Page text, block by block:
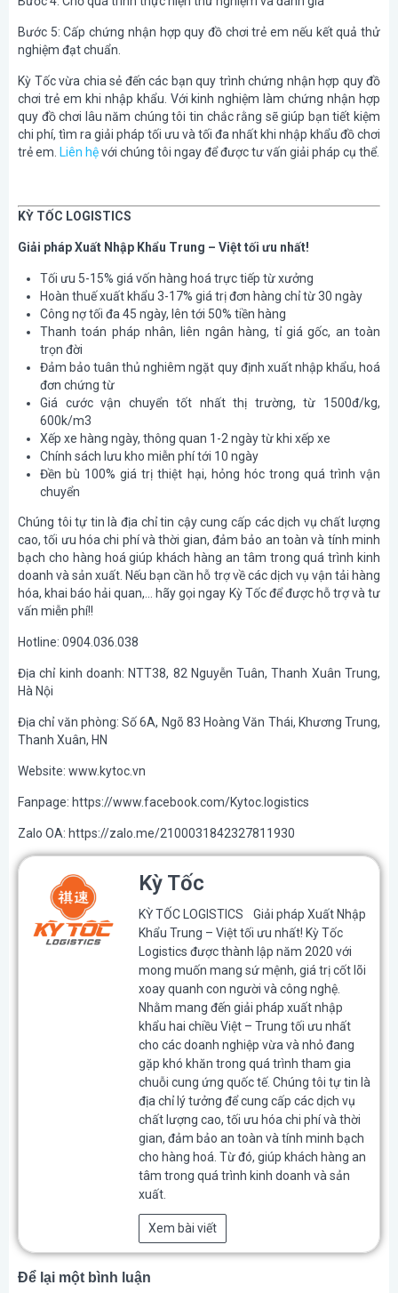
Bước 5: Cấp chứng nhận hợp quy đồ chơi trẻ em nếu kết quả thử
nghiệm đạt chuẩn.
Kỳ Tốc vừa chia sẻ đến các bạn quy trình chứng nhận hợp quy đồ
chơi trẻ em khi nhập khẩu. Với kinh nghiệm làm chứng nhận hợp
quy đồ chơi lâu năm chúng tôi tin chắc rằng sẽ giúp bạn tiết kiệm
chi phí, tìm ra giải pháp tối ưu và tối đa nhất khi nhập khẩu đồ chơi
trẻ em. Liên hệvới chúng tôi ngay để được tư vấn giải pháp cụ thể.
KỲ TỐC LOGISTICS
Giải pháp Xuất Nhập Khẩu Trung – Việt tối ưu nhất!
Tối ưu 5-15% giá vốn hàng hoá trực tiếp từ xưởng
Hoàn thuế xuất khẩu 3-17% giá trị đơn hàng chỉ từ 30 ngày
Công nợ tối đa 45 ngày, lên tới 50% tiền hàng
Thanh toán pháp nhân, liên ngân hàng, tỉ giá gốc, an toàn
trọn đời
Đảm bảo tuân thủ nghiêm ngặt quy định xuất nhập khẩu, hoá
đơn chứng từ
Giá cước vận chuyển tốt nhất thị trường, từ 1500đ/kg,
600k/m3
Xếp xe hàng ngày, thông quan 1-2 ngày từ khi xếp xe
Chính sách lưu kho miễn phí tới 10 ngày
Đền bù 100% giá trị thiệt hại, hỏng hóc trong quá trình vận
chuyển
Chúng tôi tự tin là địa chỉ tin cậy cung cấp các dịch vụ chất lượng
cao, tối ưu hóa chi phí và thời gian, đảm bảo an toàn và tính minh
bạch cho hàng hoá giúp khách hàng an tâm trong quá trình kinh
doanh và sản xuất. Nếu bạn cần hỗ trợ về các dịch vụ vận tải hàng
hóa, khai báo hải quan,… hãy gọi ngay Kỳ Tốc để được hỗ trợ và tư
vấn miễn phí!!
Hotline: 0904.036.038
Địa chỉ kinh doanh: NTT38, 82 Nguyễn Tuân, Thanh Xuân Trung,
Hà Nội
Địa chỉ văn phòng: Số 6A, Ngõ 83 Hoàng Văn Thái, Khương Trung,
Thanh Xuân, HN
Website: www.kytoc.vn
Fanpage: https://www.facebook.com/Kytoc.logistics
Zalo OA: https://zalo.me/2100031842327811930
Kỳ Tốc
KỲ TỐC LOGISTICS Giải pháp Xuất Nhập
Khẩu Trung – Việt tối ưu nhất! Kỳ Tốc
Logistics được thành lập năm 2020 với
mong muốn mang sứ mệnh, giá trị cốt lõi
xoay quanh con người và công nghệ.
Nhằm mang đến giải pháp xuất nhập
khẩu hai chiều Việt – Trung tối ưu nhất
cho các doanh nghiệp vừa và nhỏ đang
gặp khó khăn trong quá trình tham gia
chuỗi cung ứng quốc tế. Chúng tôi tự tin là
địa chỉ lý tưởng để cung cấp các dịch vụ
chất lượng cao, tối ưu hóa chi phí và thời
gian, đảm bảo an toàn và tính minh bạch
cho hàng hoá. Từ đó, giúp khách hàng an
tâm trong quá trình kinh doanh và sản
xuất.
Xem bài viết
Để lại một bình luận